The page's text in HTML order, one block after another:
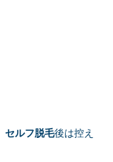
セルフ脱毛後は控え